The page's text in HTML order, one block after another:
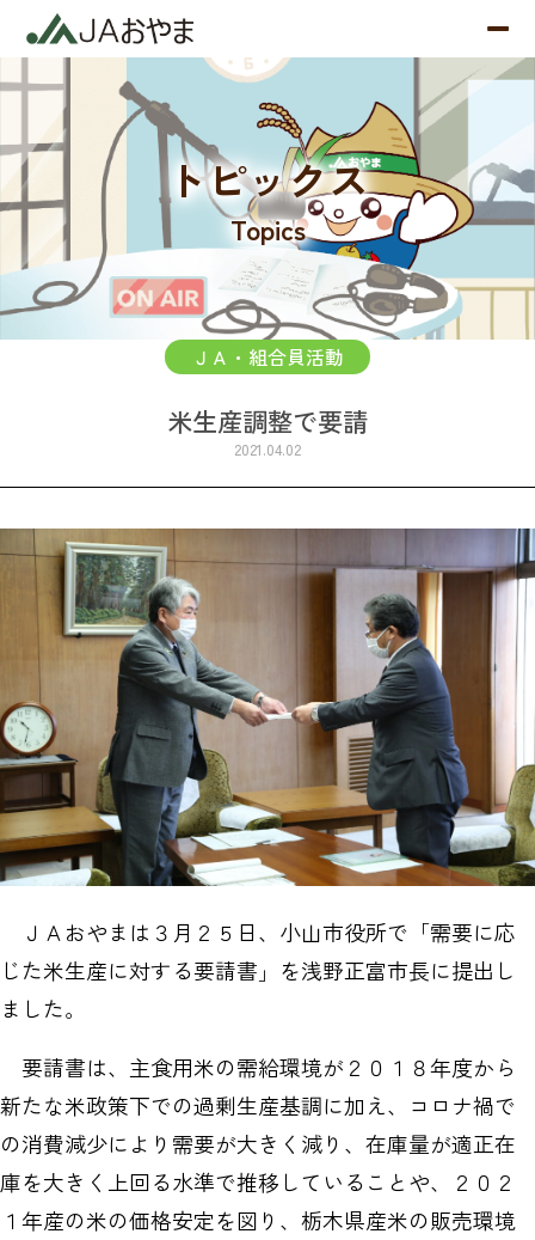
トピックス
Topics
ＪＡ・組合員活動
米生産調整で要請
2021.04.02
ＪＡおやまは３月２５日、小山市役所で「需要に応
じた米生産に対する要請書」を浅野正富市長に提出し
ました。
要請書は、主食用米の需給環境が２０１８年度から
新たな米政策下での過剰生産基調に加え、コロナ禍で
の消費減少により需要が大きく減り、在庫量が適正在
庫を大きく上回る水準で推移していることや、２０２
１年産の米の価格安定を図り、栃木県産米の販売環境